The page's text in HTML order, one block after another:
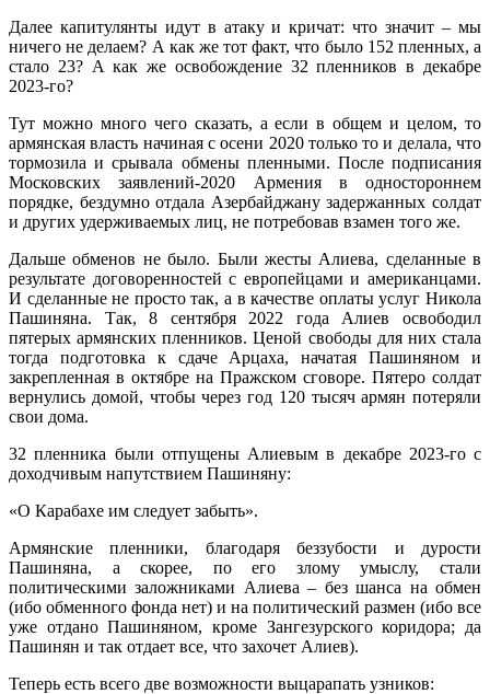
Далее капитулянты идут в атаку и кричат: что значит – мы
ничего не делаем? А как же тот факт, что было 152 пленных, а
стало 23? А как же освобождение 32 пленников в декабре
2023-го?
Тут можно много чего сказать, а если в общем и целом, то
армянская власть начиная с осени 2020 только то и делала, что
тормозила и срывала обмены пленными. После подписания
Московских заявлений-2020 Армения в одностороннем
порядке, бездумно отдала Азербайджану задержанных солдат
и других удерживаемых лиц, не потребовав взамен того же.
Дальше обменов не было. Были жесты Алиева, сделанные в
результате договоренностей с европейцами и американцами.
И сделанные не просто так, а в качестве оплаты услуг Никола
Пашиняна. Так, 8 сентября 2022 года Алиев освободил
пятерых армянских пленников. Ценой свободы для них стала
тогда подготовка к сдаче Арцаха, начатая Пашиняном и
закрепленная в октябре на Пражском сговоре. Пятеро солдат
вернулись домой, чтобы через год 120 тысяч армян потеряли
свои дома.
32 пленника были отпущены Алиевым в декабре 2023-го с
доходчивым напутствием Пашиняну:
«О Карабахе им следует забыть».
Армянские пленники, благодаря беззубости и дурости
Пашиняна, а скорее, по его злому умыслу, стали
политическими заложниками Алиева – без шанса на обмен
(ибо обменного фонда нет) и на политический размен (ибо все
уже отдано Пашиняном, кроме Зангезурского коридора; да
Пашинян и так отдает все, что захочет Алиев).
Теперь есть всего две возможности выцарапать узников: